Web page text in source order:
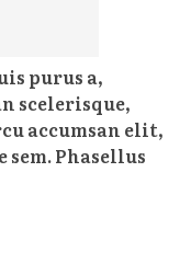
purus a,
scelerisque,
accumsan elit,
Phasellus